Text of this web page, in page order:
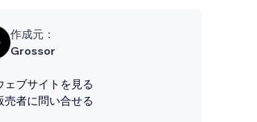
作成元：
Grossor
ェブサイトを見る
売者に問い合せる